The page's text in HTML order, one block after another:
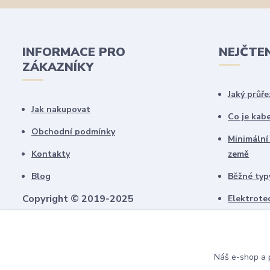
INFORMACE PRO
ZÁKAZNÍKY
Jak nakupovat
Obchodní podmínky
Kontakty
Blog
Copyright © 2019-2025
Jaký
Co je
země
Běžné
Náš e-shop a